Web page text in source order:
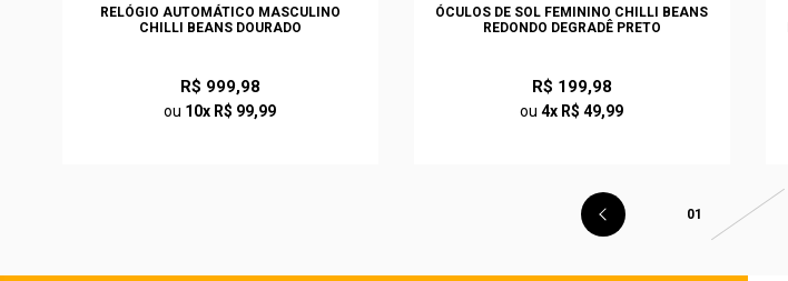
RELÓGIO AUTOMÁTICO MASCULINO
CHILLI BEANS DOURADO
R$ 999,98
ou 10x R$ 99,99
ÓCULOS DE SOL FEMININO CHILLI BEANS
REDONDO DEGRADÊ PRETO
R$ 199,98
ou4x R$ 49,99
01